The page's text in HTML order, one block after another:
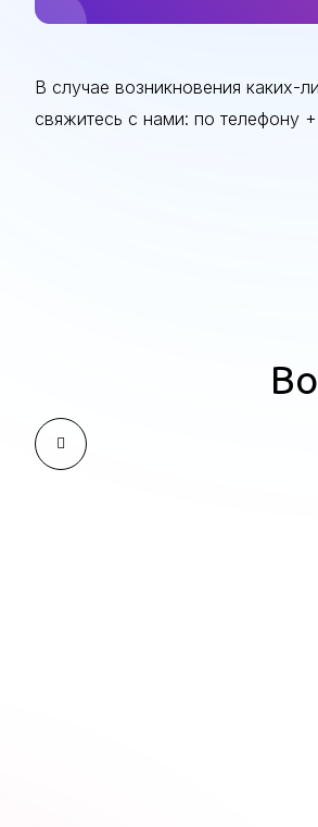
В случае возникновения
свяжитесь с нами: по телефону